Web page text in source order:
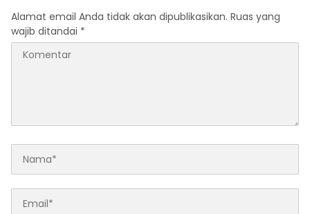
Alamat email Anda tidak akan dipublikasikan. Ruas yang
wajib ditandai *